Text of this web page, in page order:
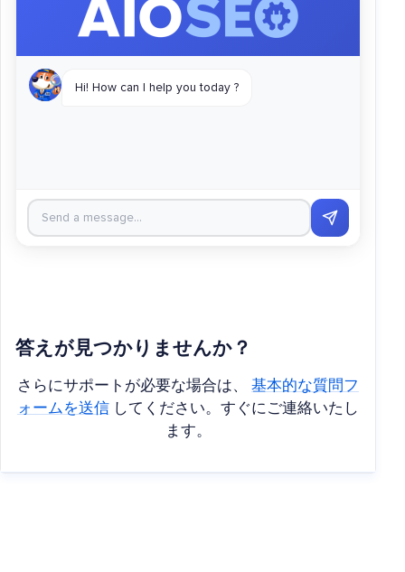
答えが見つかりませんか？
さらにサポートが必要な場合は、
基本的な質問フ
ォームを送信 してください。すぐにご連絡いたし
ます。